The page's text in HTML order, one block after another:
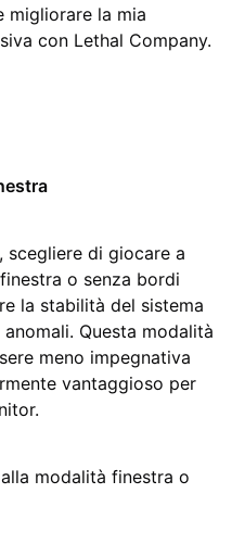
migliorare la mia
con Lethal Company.
scegliere di giocare a
o senza bordi
la stabilità del sistema
Questa modalità
meno impegnativa
vantaggioso per
modalità finestra o